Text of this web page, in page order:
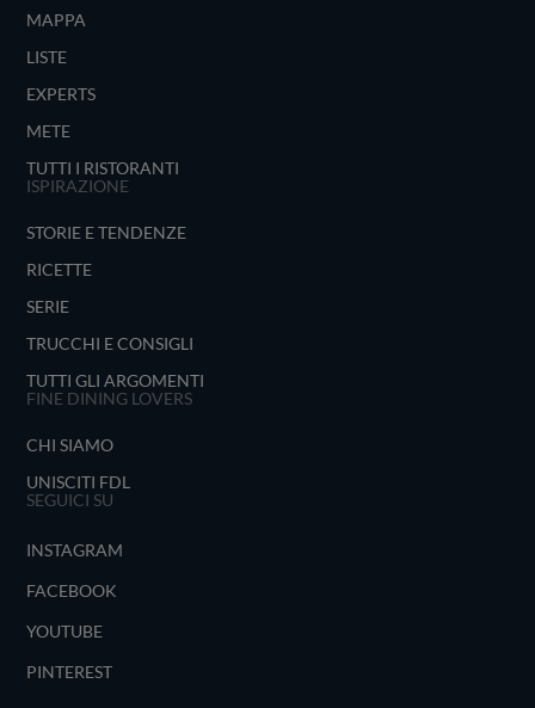
MAPPA
LISTE
EXPERTS
METE
TUTTI I RISTORANTI
ISPIRAZIONE
STORIE E TENDENZE
RICETTE
SERIE
TRUCCHI E CONSIGLI
TUTTI GLI ARGOMENTI
FINE DINING LOVERS
CHI SIAMO
UNISCITI FDL
SEGUICI SU
INSTAGRAM
FACEBOOK
YOUTUBE
PINTEREST